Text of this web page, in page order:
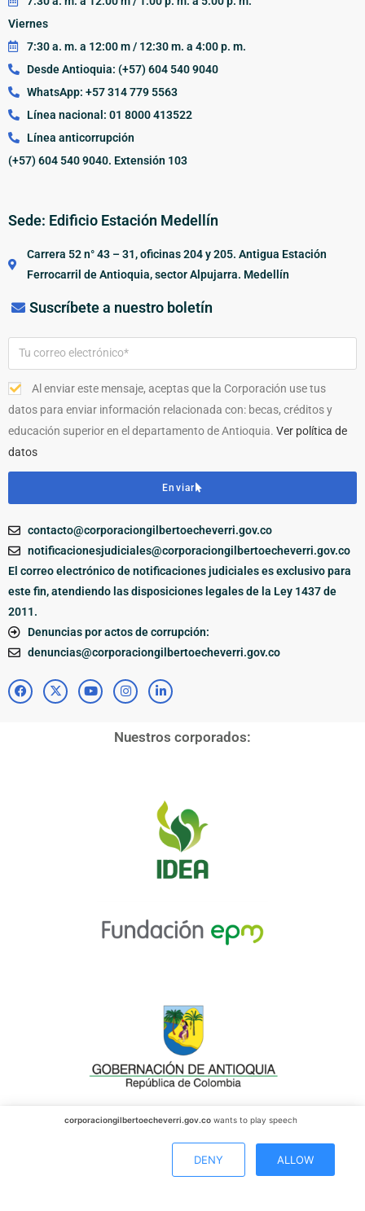
Viernes
7:30 a. m. a 12:00 m / 12:30 m. a 4:00 p. m.
Desde Antioquia: (+57) 604 540 9040
WhatsApp: +57 314 779 5563
Línea nacional: 01 8000 413522
Línea anticorrupción
(+57) 604 540 9040. Extensión 103
Sede: Edificio Estación Medellín
Carrera 52 n° 43 – 31, oficinas 204 y 205. Antigua Estación
Ferrocarril de Antioquia, sector Alpujarra. Medellín
Suscríbete a nuestro boletín
Al enviar este mensaje, aceptas que la Corporación use tus
datos para enviar información relacionada con: becas, créditos y
educación superior en el departamento de Antioquia. Ver política de
datos
Enviar
contacto@corporaciongilbertoecheverri.gov.co
notificacionesjudiciales@corporaciongilbertoecheverri.gov.co
El correo electrónico de notificaciones judiciales es exclusivo para
este fin, atendiendo las disposiciones legales de la Ley 1437 de
2011.
Denuncias por actos de corrupción:
denuncias@corporaciongilbertoecheverri.gov.co
Nuestros corporados:
corporaciongilbertoecheverri.gov.cowants to play speech
DENY ALLOW